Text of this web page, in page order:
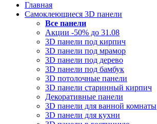
Главная
Самоклеющиеся 3D панели
Все панели
Акции -50% до 31.08
3D панели под кирпич
3D панели под мрамор
3D панели под дерево
3D панели под бамбук
3D потолочные панели
3D панели старинный кирпич
Декоративные панели
3D панели для ванной комнаты
3D панели для кухни